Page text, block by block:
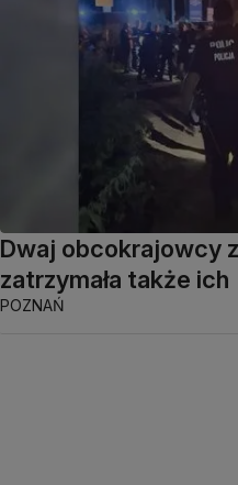
Dwaj obcokrajowcy
zatrzymała także ich
POZNAŃ